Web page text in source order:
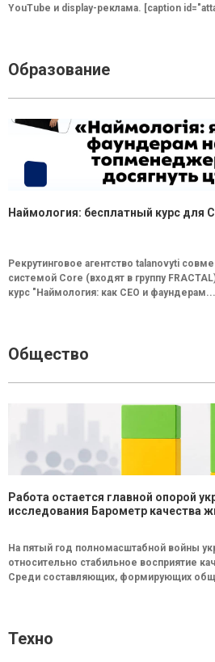
YouTube и display-реклама. [caption
Образование
Наймология: бесплатный курс для
Рекрутинговое агентство talanovyti
системой Core (входят в группу
курс "Наймология: как СEO и фаундерам...
Общество
Работа остается главной опорой
исследования Барометр качества
На пятый год полномасштабной войны
относительно стабильное восприятие
Среди составляющих, формирующих
Техно